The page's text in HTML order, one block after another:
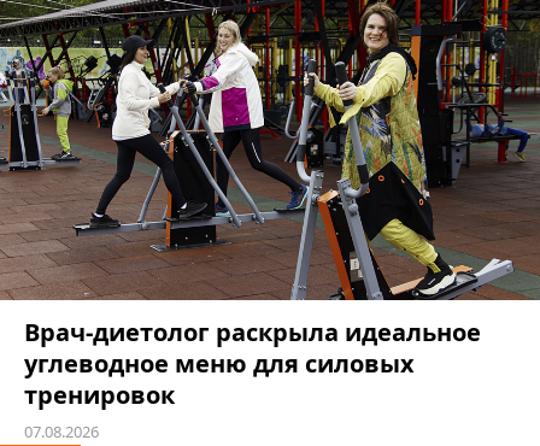
Врач-диетолог раскрыла идеальное
углеводное меню для силовых
тренировок
07.08.2026